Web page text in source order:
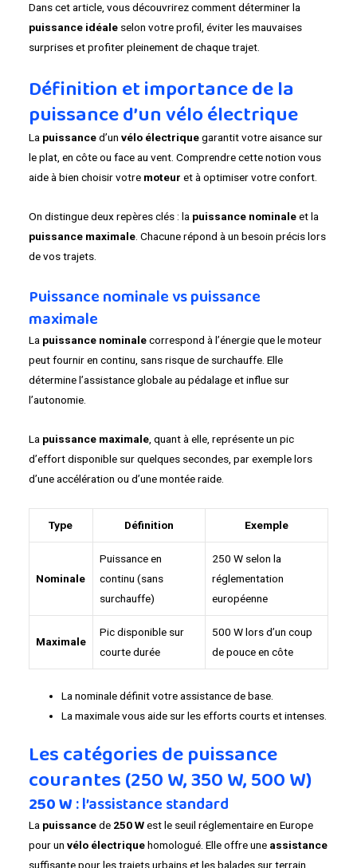
Dans cet article, vous découvrirez comment déterminer la
puissance idéaleselon votre profil, éviter les mauvaises
surprises et profiter pleinement de chaque trajet.
Définition et importance de la
puissance d’un vélo électrique
La puissanced’un vélo électriquegarantit votre aisance sur
le plat, en côte ou face au vent. Comprendre cette notion vous
aide à bien choisir votre moteur et à optimiser votre confort.
On distingue deux repères clés : la puissance nominaleet la
puissance maximale. Chacune répond à un besoin précis lors
de vos trajets.
Puissance nominale vs puissance
maximale
La puissance nominalecorrespond à l’énergie que le moteur
peut fournir en continu, sans risque de surchauffe. Elle
détermine l’assistance globale au pédalage et influe sur
l’autonomie.
La puissance maximale, quant à elle, représente un pic
d’effort disponible sur quelques secondes, par exemple lors
d’une accélération ou d’une montée raide.
Type Définition Exemple
Nominale
Puissance en
continu (sans
surchauffe)
250 W selon la
réglementation
européenne
Maximale
Pic disponible sur
courte durée
500 W lors d’un coup
de pouce en côte
La nominale définit votre assistance de base.
La maximale vous aide sur les efforts courts et intenses.
Les catégories de puissance
courantes (250 W, 350 W, 500 W)
250 W: l’assistance standard
La puissancede 250 West le seuil réglementaire en Europe
pour un vélo électriquehomologué. Elle offre une assistance
suffisante pour les trajets urbains et les balades sur terrain